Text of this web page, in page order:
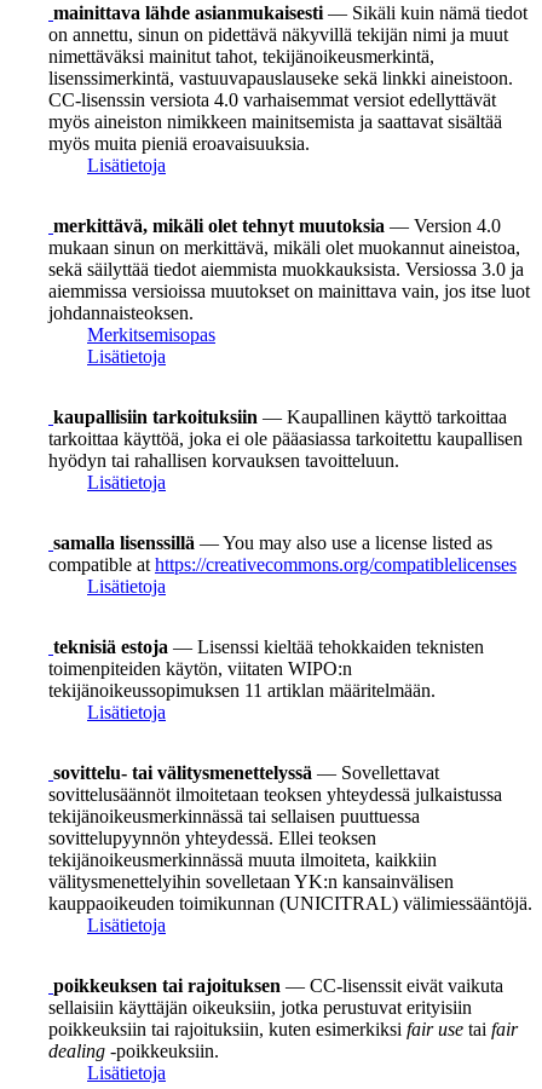
mainittava lähde asianmukaisesti — Sikäli kuin nämä tiedot
on annettu, sinun on pidettävä näkyvillä tekijän nimi ja muut
nimettäväksi mainitut tahot, tekijänoikeusmerkintä,
lisenssimerkintä, vastuuvapauslauseke sekä linkki aineistoon.
CC-lisenssin versiota 4.0 varhaisemmat versiot edellyttävät
myös aineiston nimikkeen mainitsemista ja saattavat sisältää
myös muita pieniä eroavaisuuksia.
Lisätietoja
merkittävä, mikäli olet tehnyt muutoksia — Version 4.0
mukaan sinun on merkittävä, mikäli olet muokannut aineistoa,
sekä säilyttää tiedot aiemmista muokkauksista. Versiossa 3.0 ja
aiemmissa versioissa muutokset on mainittava vain, jos itse luot
johdannaisteoksen.
Merkitsemisopas
Lisätietoja
kaupallisiin tarkoituksiin — Kaupallinen käyttö tarkoittaa
tarkoittaa käyttöä, joka ei ole pääasiassa tarkoitettu kaupallisen
hyödyn tai rahallisen korvauksen tavoitteluun.
Lisätietoja
samalla lisenssillä — You may also use a license listed as
compatible at https://creativecommons.org/compatiblelicenses
Lisätietoja
teknisiä estoja — Lisenssi kieltää tehokkaiden teknisten
toimenpiteiden käytön, viitaten WIPO:n
tekijänoikeussopimuksen 11 artiklan määritelmään.
Lisätietoja
sovittelu- tai välitysmenettelyssä — Sovellettavat
sovittelusäännöt ilmoitetaan teoksen yhteydessä julkaistussa
tekijänoikeusmerkinnässä tai sellaisen puuttuessa
sovittelupyynnön yhteydessä. Ellei teoksen
tekijänoikeusmerkinnässä muuta ilmoiteta, kaikkiin
välitysmenettelyihin sovelletaan YK:n kansainvälisen
kauppaoikeuden toimikunnan (UNICITRAL) välimiessääntöjä.
Lisätietoja
poikkeuksen tai rajoituksen — CC-lisenssit eivät vaikuta
sellaisiin käyttäjän oikeuksiin, jotka perustuvat erityisiin
poikkeuksiin tai rajoituksiin, kuten esimerkiksi fair use tai fair
dealing -poikkeuksiin.
Lisätietoja